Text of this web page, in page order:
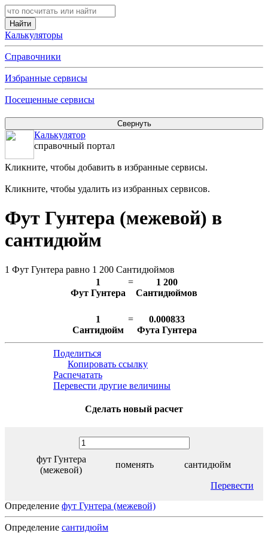
Калькуляторы
Справочники
Избранные сервисы
Посещенные сервисы
Калькулятор
справочный портал
Кликните, чтобы добавить в избранные сервисы.
Кликните, чтобы удалить из избранных сервисов.
Фут Гунтера (межевой) в
сантидюйм
1 Фут Гунтера равно 1 200 Сантидюймов
1
Фут Гунтера
=
1 200
Сантидюймов
1
Сантидюйм
=
0.000833
Фута Гунтера
Поделиться
Копировать ссылку
Распечатать
Перевести другие величины
Сделать новый расчет
фут Гунтера
(межевой)
поменять сантидюйм
Перевести
Определение фут Гунтера (межевой)
Определение сантидюйм